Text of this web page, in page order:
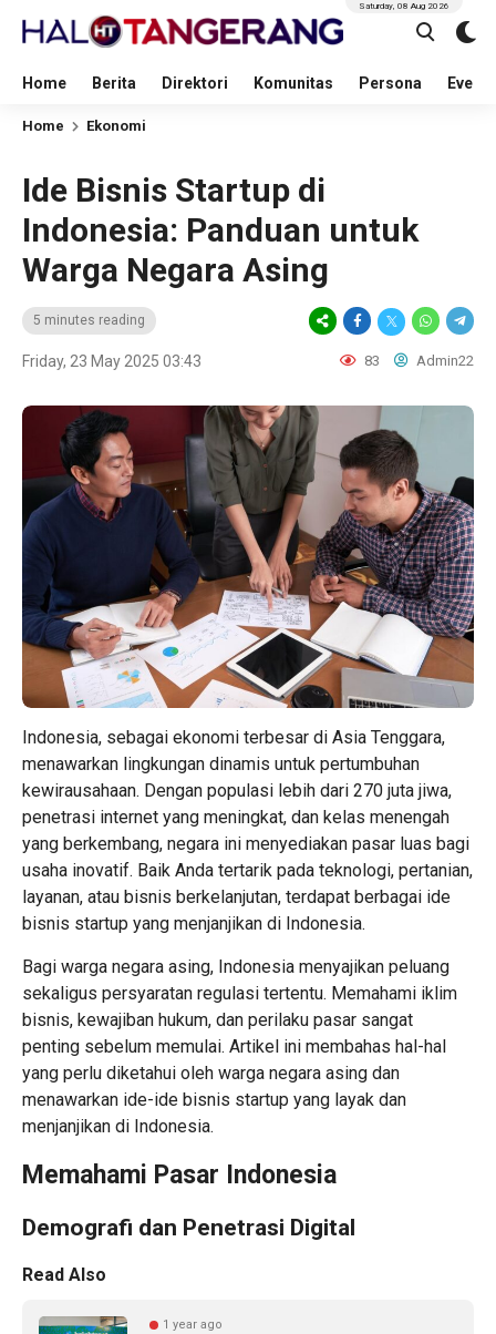
Home Berita Direktori Komunitas Persona Event
Saturday, 08 Aug 2026
Home Ekonomi
Ide Bisnis Startup di
Indonesia: Panduan untuk
Warga Negara Asing
5 minutes reading
Friday, 23 May 2025 03:43 83 Admin22
Indonesia, sebagai ekonomi terbesar di Asia Tenggara,
menawarkan lingkungan dinamis untuk pertumbuhan
kewirausahaan. Dengan populasi lebih dari 270 juta jiwa,
penetrasi internet yang meningkat, dan kelas menengah
yang berkembang, negara ini menyediakan pasar luas bagi
usaha inovatif. Baik Anda tertarik pada teknologi, pertanian,
layanan, atau bisnis berkelanjutan, terdapat berbagai ide
bisnis startup yang menjanjikan di Indonesia.
Bagi warga negara asing, Indonesia menyajikan peluang
sekaligus persyaratan regulasi tertentu. Memahami iklim
bisnis, kewajiban hukum, dan perilaku pasar sangat
penting sebelum memulai. Artikel ini membahas hal-hal
yang perlu diketahui oleh warga negara asing dan
menawarkan ide-ide bisnis startup yang layak dan
menjanjikan di Indonesia.
Memahami Pasar Indonesia
Demografi dan Penetrasi Digital
Read Also
1 year ago